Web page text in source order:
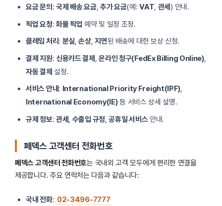
요금 문의 : 국제 배송 요금, 추가 요금(예:VAT, 관세 ) 안내.
픽업 요청: 화물 픽업 예약 및 일정 조정.
클레임 처리 : 분실,손상,지연된 배송에 대한 보상 신청.
결제 지원: 신용카드 결제 ,온라인 청구(FedEx Billing Online),
자동 결제 설정.
서비스 안내: International Priority Freight(IPF),
International Economy(IE)등 서비스 상세 설명.
규제 정보: 관세 수출입 규정 ,공휴일 서비스안내.
페덱스 고객센터 전화번호
페덱스 고객센터 전화번호는 국내외 고객 모두에게 편리한 연결을
제공합니다. 주요 연락처는 다음과 같습니다:
국내 전화: 02-3496-7777